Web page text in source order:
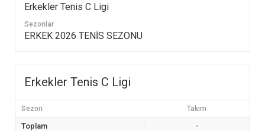
Erkekler Tenis C Ligi
Sezonlar
ERKEK 2026 TENİS SEZONU
Erkekler Tenis C Ligi
Sezon Takım
Toplam -